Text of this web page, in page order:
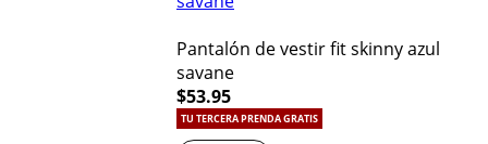
Pantalón de vestir fit skinny azul
savane
$53.95
TU TERCERA PRENDA GRATIS